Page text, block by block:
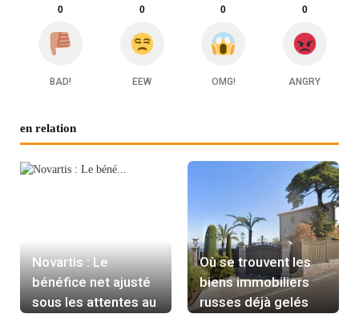
0
BAD!
0
EEW
0
OMG!
0
ANGRY
en relation
Novartis : Le
bénéfice net ajusté
sous les attentes au
Où se trouvent les
biens immobiliers
russes déjà gelés